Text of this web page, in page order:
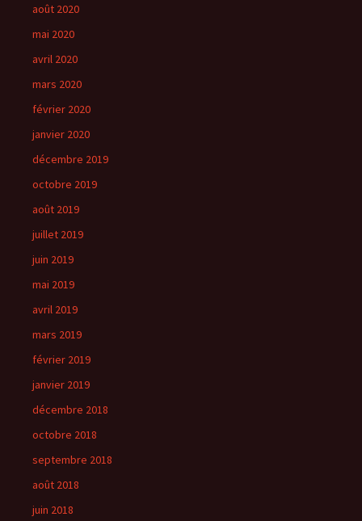
août 2020
mai 2020
avril 2020
mars 2020
février 2020
janvier 2020
décembre 2019
octobre 2019
août 2019
juillet 2019
juin 2019
mai 2019
avril 2019
mars 2019
février 2019
janvier 2019
décembre 2018
octobre 2018
septembre 2018
août 2018
juin 2018